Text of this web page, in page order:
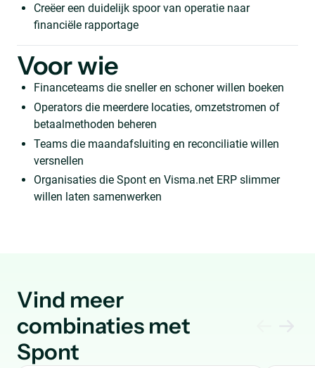
Creëer een duidelijk spoor van operatie naar
financiële rapportage
Voor wie
Financeteams die sneller en schoner willen boeken
Operators die meerdere locaties, omzetstromen of
betaalmethoden beheren
Teams die maandafsluiting en reconciliatie willen
versnellen
Organisaties die Spont en Visma.net ERP slimmer
willen laten samenwerken
Vind meer
combinaties met
Spont